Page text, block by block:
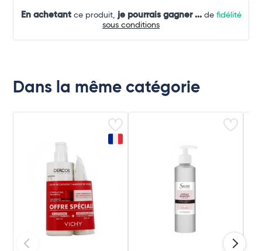
En achetantce produit, je pourrais gagner ...de fidélité
sous conditions
Dans la même catégorie